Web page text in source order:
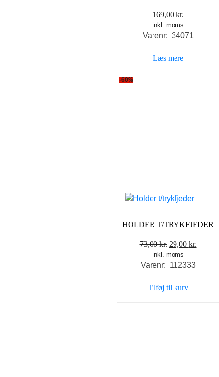
169,00 kr.
inkl. moms
Varenr: 34071
Læs mere
-60%
HOLDER T/TRYKFJEDER
73,00kr. Den
oprindelige
pris
73,00 kr..
29,00 kr.
inkl. moms
Varenr: 112333
Tilføj til kurv